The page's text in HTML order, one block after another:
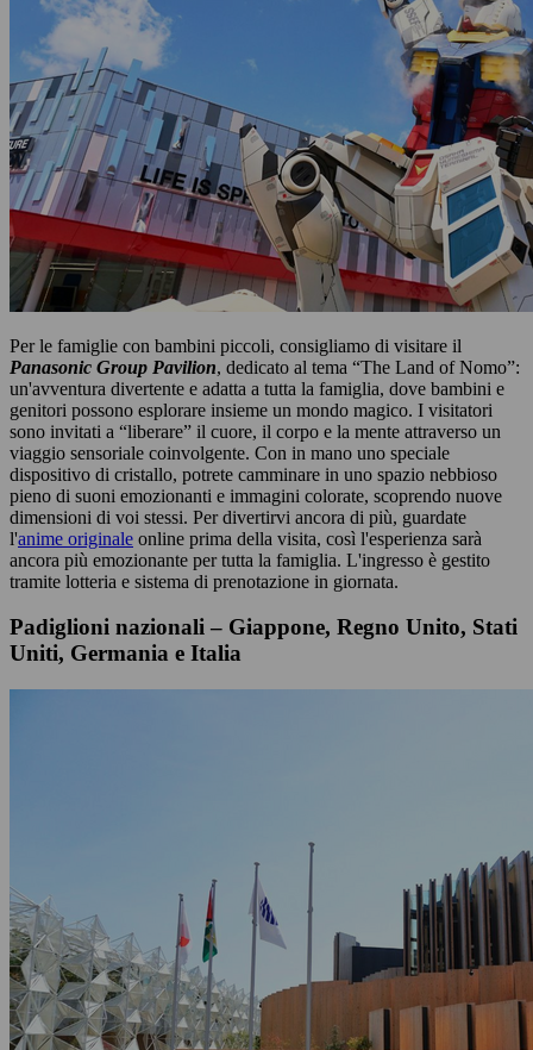
Per le famiglie con bambini piccoli, consigliamo di visitare il
Panasonic Group Pavilion, dedicato al tema “The Land of Nomo”:
un'avventura divertente e adatta a tutta la famiglia, dove bambini e
genitori possono esplorare insieme un mondo magico. I visitatori
sono invitati a “liberare” il cuore, il corpo e la mente attraverso un
viaggio sensoriale coinvolgente. Con in mano uno speciale
dispositivo di cristallo, potrete camminare in uno spazio nebbioso
pieno di suoni emozionanti e immagini colorate, scoprendo nuove
dimensioni di voi stessi. Per divertirvi ancora di più, guardate
l'anime originale online prima della visita, così l'esperienza sarà
ancora più emozionante per tutta la famiglia. L'ingresso è gestito
tramite lotteria e sistema di prenotazione in giornata.
Padiglioni nazionali – Giappone, Regno Unito, Stati
Uniti, Germania e Italia